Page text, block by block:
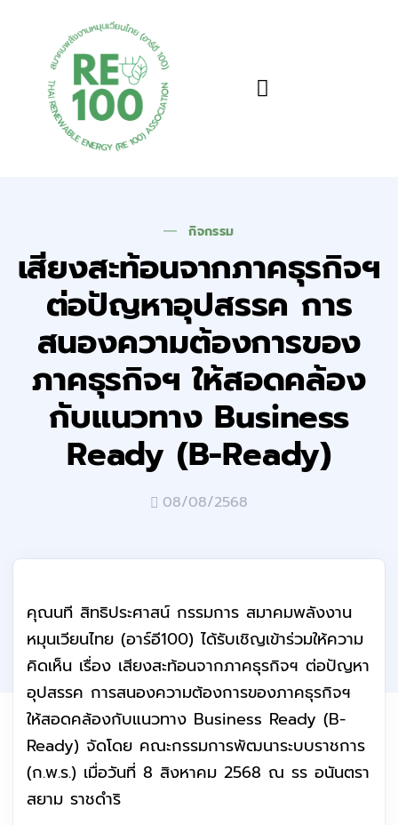
กิจกรรม
เสียงสะท้อนจากภาคธุรกิจฯ
ต่อปัญหาอุปสรรค การ
สนองความต้องการของ
ภาคธุรกิจฯ ให้สอดคล้อง
กับแนวทาง Business
Ready (B-Ready)
08/08/2568
คุณนที สิทธิประศาสน์ กรรมการ สมาคมพลังงาน
หมุนเวียนไทย (อาร์อี100) ได้รับเชิญเข้าร่วมให้ความ
คิดเห็น เรื่อง เสียงสะท้อนจากภาคธุรกิจฯ ต่อปัญหา
อุปสรรค การสนองความต้องการของภาคธุรกิจฯ
ให้สอดคล้องกับแนวทาง Business Ready (B-
Ready) จัดโดย คณะกรรมการพัฒนาระบบราชการ
(ก.พ.ร.) เมื่อวันที่ 8 สิงหาคม 2568 ณ รร อนันตรา
สยาม ราชดำริ